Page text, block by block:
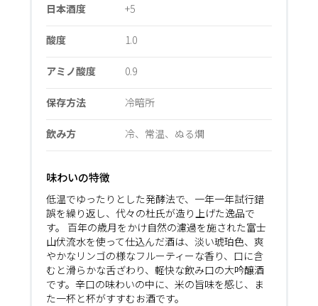
日本酒度 +5
酸度 1.0
アミノ酸度 0.9
保存方法 冷暗所
飲み方 冷、常温、ぬる燗
味わいの特徴
低温でゆったりとした発酵法で、一年一年試行錯
誤を繰り返し、代々の杜氏が造り上げた逸品で
す。 百年の歳月をかけ自然の濾過を施された富士
山伏流水を使って仕込んだ酒は、淡い琥珀色、爽
やかなリンゴの様なフルーティーな香り、口に含
むと滑らかな舌ざわり、軽快な飲み口の大吟醸酒
です。辛口の味わいの中に、米の旨味を感じ、ま
た一杯と杯がすすむお酒です。